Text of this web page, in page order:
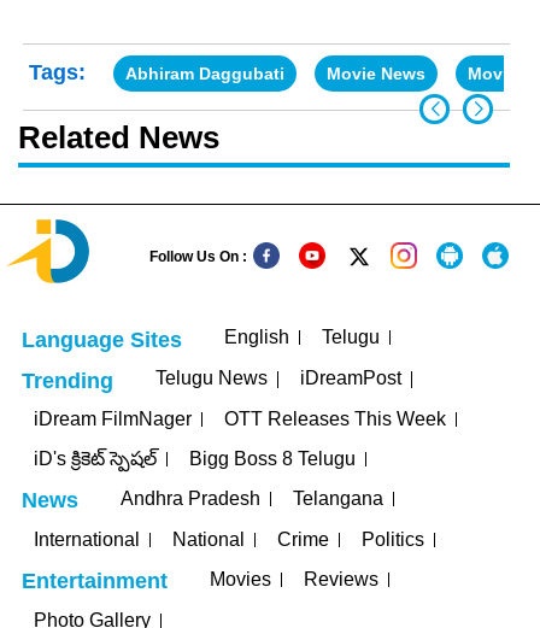
Tags: Abhiram Daggubati Movie News Movie
Related News
Follow Us On :
Language Sites English Telugu
Trending Telugu News
iDreamPost
iDream FilmNager
OTT Releases This Week
iD's క్రికెట్ స్పెషల్
Bigg Boss 8 Telugu
News Andhra Pradesh
Telangana
International
National Crime Politics
Entertainment Movies
Reviews
Photo Gallery